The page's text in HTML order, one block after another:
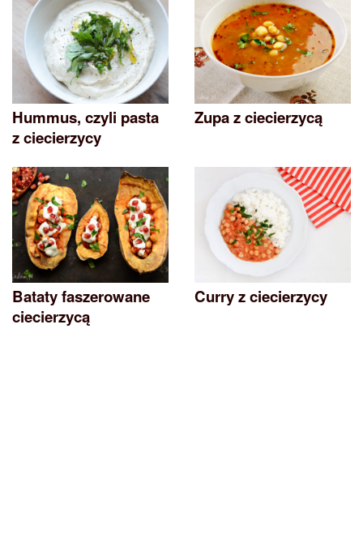
Hummus, czyli pasta
z ciecierzycy
Zupa z ciecierzycą
Bataty faszerowane
ciecierzycą
Curry z ciecierzycy